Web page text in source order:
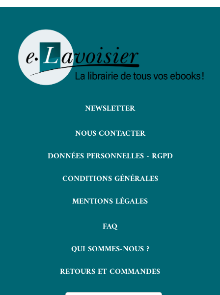
NEWSLETTER
NOUS CONTACTER
DONNÉES PERSONNELLES - RGPD
CONDITIONS GÉNÉRALES
MENTIONS LÉGALES
FAQ
QUI SOMMES-NOUS ?
RETOURS ET COMMANDES